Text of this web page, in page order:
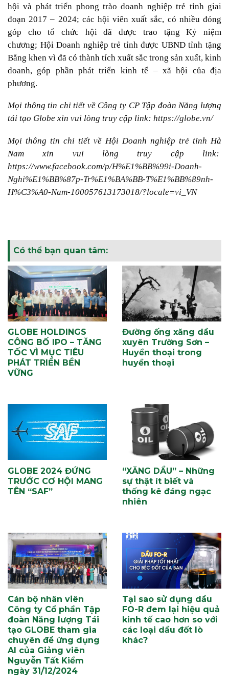
hội và phát triển phong trào doanh nghiệp trẻ tỉnh giai
đoạn 2017 – 2024; các hội viên xuất sắc, có nhiều đóng
góp cho tổ chức hội đã được trao tặng Kỷ niệm
chương; Hội Doanh nghiệp trẻ tỉnh được UBND tỉnh tặng
Bằng khen vì đã có thành tích xuất sắc trong sản xuất, kinh
doanh, góp phần phát triển kinh tế – xã hội của địa
phương.
Mọi thông tin chi tiết về Công ty CP Tập đoàn Năng lượng
tái tạo Globe xin vui lòng truy cập link: https://globe.vn/
Mọi thông tin chi tiết về Hội Doanh nghiệp trẻ tỉnh Hà
Nam xin vui lòng truy cập link:
https://www.facebook.com/p/H%E1%BB%99i-Doanh-
Nghi%E1%BB%87p-Tr%E1%BA%BB-T%E1%BB%89nh-
H%C3%A0-Nam-100057613173018/?locale=vi_VN
Có thể bạn quan tâm:
GLOBE HOLDINGS
CÔNG BỐ IPO – TĂNG
TỐC VÌ MỤC TIÊU
PHÁT TRIỂN BỀN
VỮNG
Đường ống xăng dầu
xuyên Trường Sơn –
Huyền thoại trong
huyền thoại
GLOBE 2024 ĐỨNG
TRƯỚC CƠ HỘI MANG
TÊN “SAF”
“XĂNG DẦU” – Những
sự thật ít biết và
thống kê đáng ngạc
nhiên
Cán bộ nhân viên
Công ty Cổ phần Tập
đoàn Năng lượng Tái
tạo GLOBE tham gia
chuyên đề ứng dụng
AI của Giảng viên
Nguyễn Tất Kiểm
ngày 31/12/2024
Tại sao sử dụng dầu
FO-R đem lại hiệu quả
kinh tế cao hơn so với
các loại dầu đốt lò
khác?